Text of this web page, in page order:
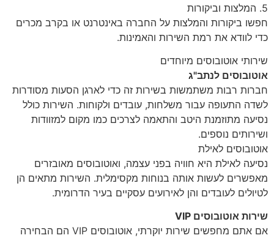
5. המלצות וביקורות
חפשו ביקורות והמלצות על החברה באינטרנט או בקרב מכרים
כדי לוודא את רמת השירות והאמינות.
שירותי אוטובוסים מיוחדים
אוטובוסים לנתב"ג
חברות רבות משתמשות בשירות זה כדי לארגן הסעות מסודרות
לשדה התעופה עבור משלחות, עובדים ולקוחות. השירות כולל
נסיעה מתוזמנת היטב והתאמה לצרכים כמו מקום למזוודות
ושירותים נוספים.
אוטובוסים לאילת
נסיעה לאילת היא חוויה בפני עצמה, ואוטובוסים מאובזרים
מאפשרים לעשות אותה בנוחות מקסימלית. השירות מתאים הן
לטיולים לעובדים והן לאירועים עסקיים בעיר הדרומית.
שירות אוטובוסים VIP
אם אתם מחפשים שירות יוקרתי, אוטובוסים VIP הם הבחירה